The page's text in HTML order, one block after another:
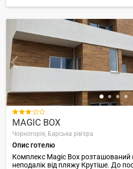

MAGIC BOX
Чорногорія, Барська рів'єра
Опис готелю
Комплекс Magic Box розташований
неподалік від пляжу Крутіше. До